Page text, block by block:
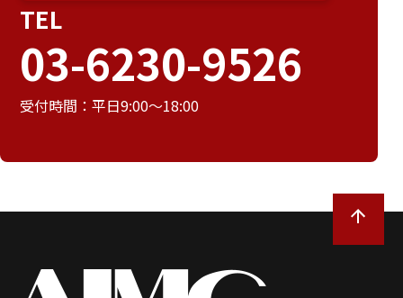
TEL
03-6230-9526
受付時間：平日9:00～18:00